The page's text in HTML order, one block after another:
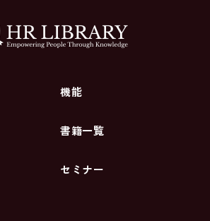
機能
書籍一覧
セミナー